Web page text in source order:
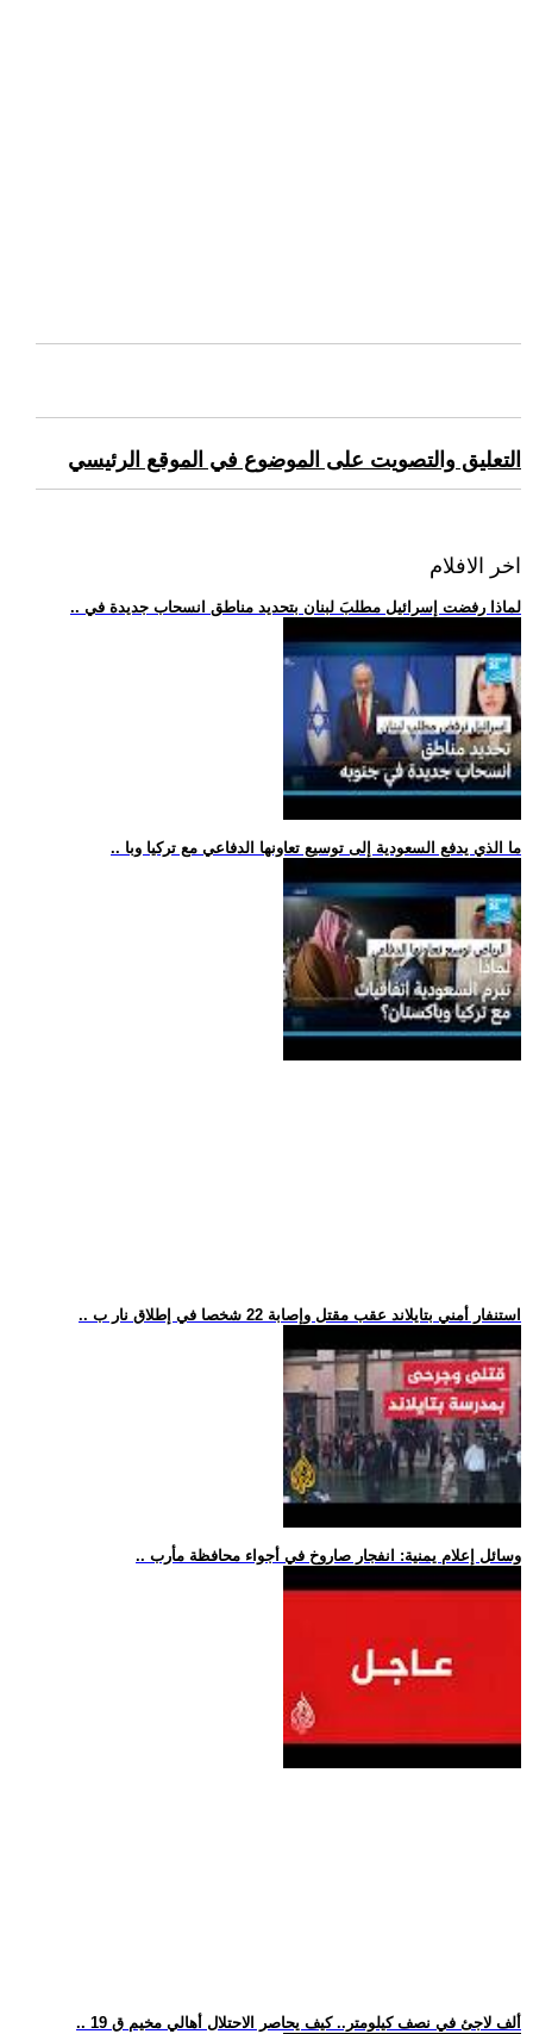
التعليق والتصويت على الموضوع في الموقع الرئيسي
اخر الافلام
.. لماذا رفضت إسرائيل مطلبَ لبنان بتحديد مناطق انسحاب جديدة في
.. ما الذي يدفع السعودية إلى توسيع تعاونها الدفاعي مع تركيا وبا
.. استنفار أمني بتايلاند عقب مقتل وإصابة 22 شخصا في إطلاق نار ب
.. وسائل إعلام يمنية: انفجار صاروخ في أجواء محافظة مأرب
.. 19 ألف لاجئ في نصف كيلومتر.. كيف يحاصر الاحتلال أهالي مخيم ق